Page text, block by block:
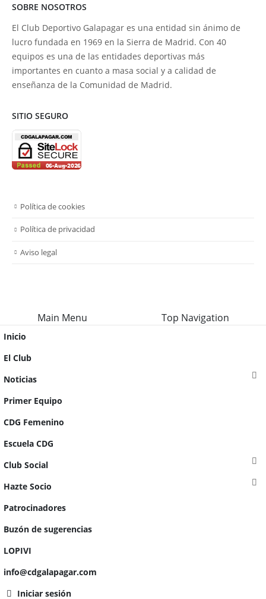
SOBRE NOSOTROS
El Club Deportivo Galapagar es una entidad sin ánimo de
lucro fundada en 1969 en la Sierra de Madrid. Con 40
equipos es una de las entidades deportivas más
importantes en cuanto a masa social y a calidad de
enseñanza de la Comunidad de Madrid.
SITIO SEGURO
Política de cookies
Política de privacidad
Aviso legal
Main Menu Top Navigation
Inicio
El Club
Noticias
Primer Equipo
CDG Femenino
Escuela CDG
Club Social
Hazte Socio
Patrocinadores
Buzón de sugerencias
LOPIVI
info@cdgalapagar.com
Iniciar sesión